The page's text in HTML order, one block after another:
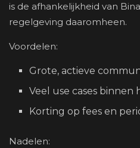
is de afhankelijkheid van
regelgeving daaromheen.
Voordelen:
Grote, actieve
Veel use cases binnen
Korting op fees en
Nadelen: